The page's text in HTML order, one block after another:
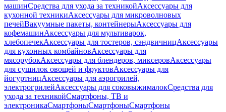
машинСредства для ухода за техникойАксессуары для
кухонной техникиАксессуары для микроволновых
печейВакуумные пакеты, контейнерыАксессуары для
кофемашинАксессуары для мультиварок,
хлебопечекАксессуары для тостеров, сэндвичницАксессуары
для кухонных комбайновАксессуары для
мясорубокАксессуары для блендеров, миксеровАксессуары
для сушилок овощей и фруктовАксессуары для
йогуртницАксессуары для аэрогрилей,
электрогрилейАксессуары для соковыжималокСредства для
ухода за техникойСмартфоны, ТВ и
электроникаСмартфоныСмартфоныСмартфоны